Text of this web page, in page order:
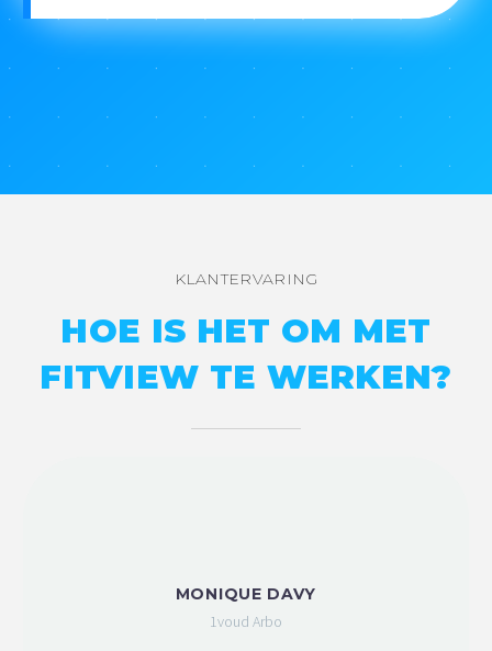
KLANTERVARING
HOE IS HET OM MET
FITVIEW TE WERKEN?
MONIQUE DAVY
1voud Arbo